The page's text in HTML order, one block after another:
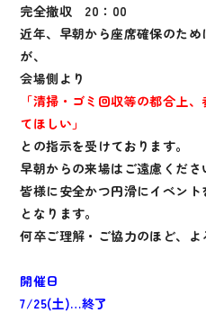
完全撤収 20：00
近年、早朝から座席確保のた
が、
会場側より
「清掃・ゴミ回収等の都合上
てほしい」
との指示を受けております。
早朝からの来場はご遠慮くださ
皆様に安全かつ円滑にイベン
となります。
何卒ご理解・ご協力のほど、よ
開催日
7/25(土)…終了